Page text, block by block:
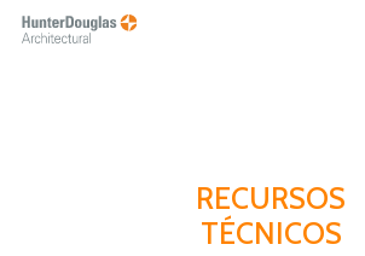
Skip
RECURSOS
TÉCNICOS